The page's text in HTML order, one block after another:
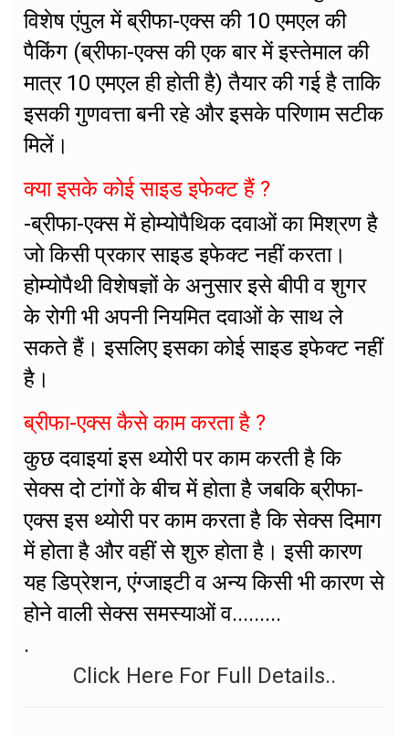
विशेष एंपुल में ब्रीफा-एक्स की 10 एमएल की
पैकिंग (ब्रीफा-एक्स की एक बार में इस्तेमाल की
मात्र 10 एमएल ही होती है) तैयार की गई है ताकि
इसकी गुणवत्ता बनी रहे और इसके परिणाम सटीक
मिलें।
क्या इसके कोई साइड इफेक्ट हैं ?
-ब्रीफा-एक्स में होम्योपैथिक दवाओं का मिश्रण है
जो किसी प्रकार साइड इफेक्ट नहीं करता।
होम्योपैथी विशेषज्ञों के अनुसार इसे बीपी व शुगर
के रोगी भी अपनी नियमित दवाओं के साथ ले
सकते हैं। इसलिए इसका कोई साइड इफेक्ट नहीं
है।
ब्रीफा-एक्स कैसे काम करता है ?
कुछ दवाइयां इस थ्योरी पर काम करती है कि
सेक्स दो टांगों के बीच में होता है जबकि ब्रीफा-
एक्स इस थ्योरी पर काम करता है कि सेक्स दिमाग
में होता है और वहीं से शुरु होता है। इसी कारण
यह डिप्रेशन, एंग्जाइटी व अन्य किसी भी कारण से
होने वाली सेक्स समस्याओं व.........
.
Click Here For Full Details..